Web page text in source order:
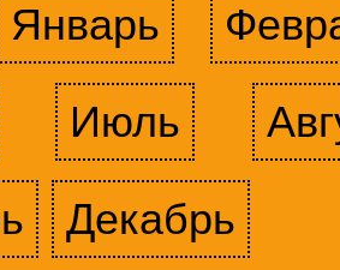
Январь
Июль
Декабрь